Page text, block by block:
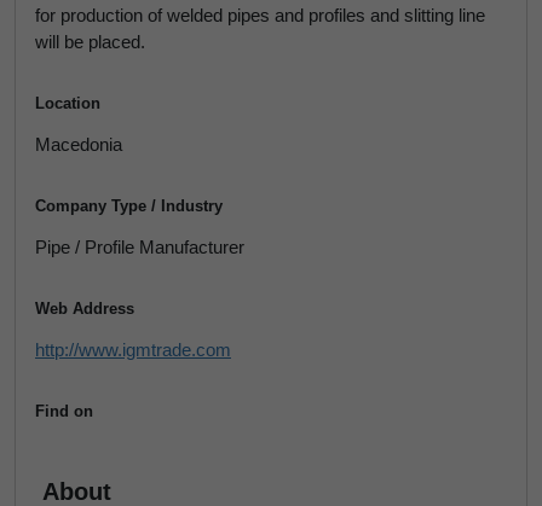
for production of welded pipes and profiles and slitting line
will be placed.
Location
Macedonia
Company Type / Industry
Pipe / Profile Manufacturer
Web Address
http://www.igmtrade.com
Find on
About